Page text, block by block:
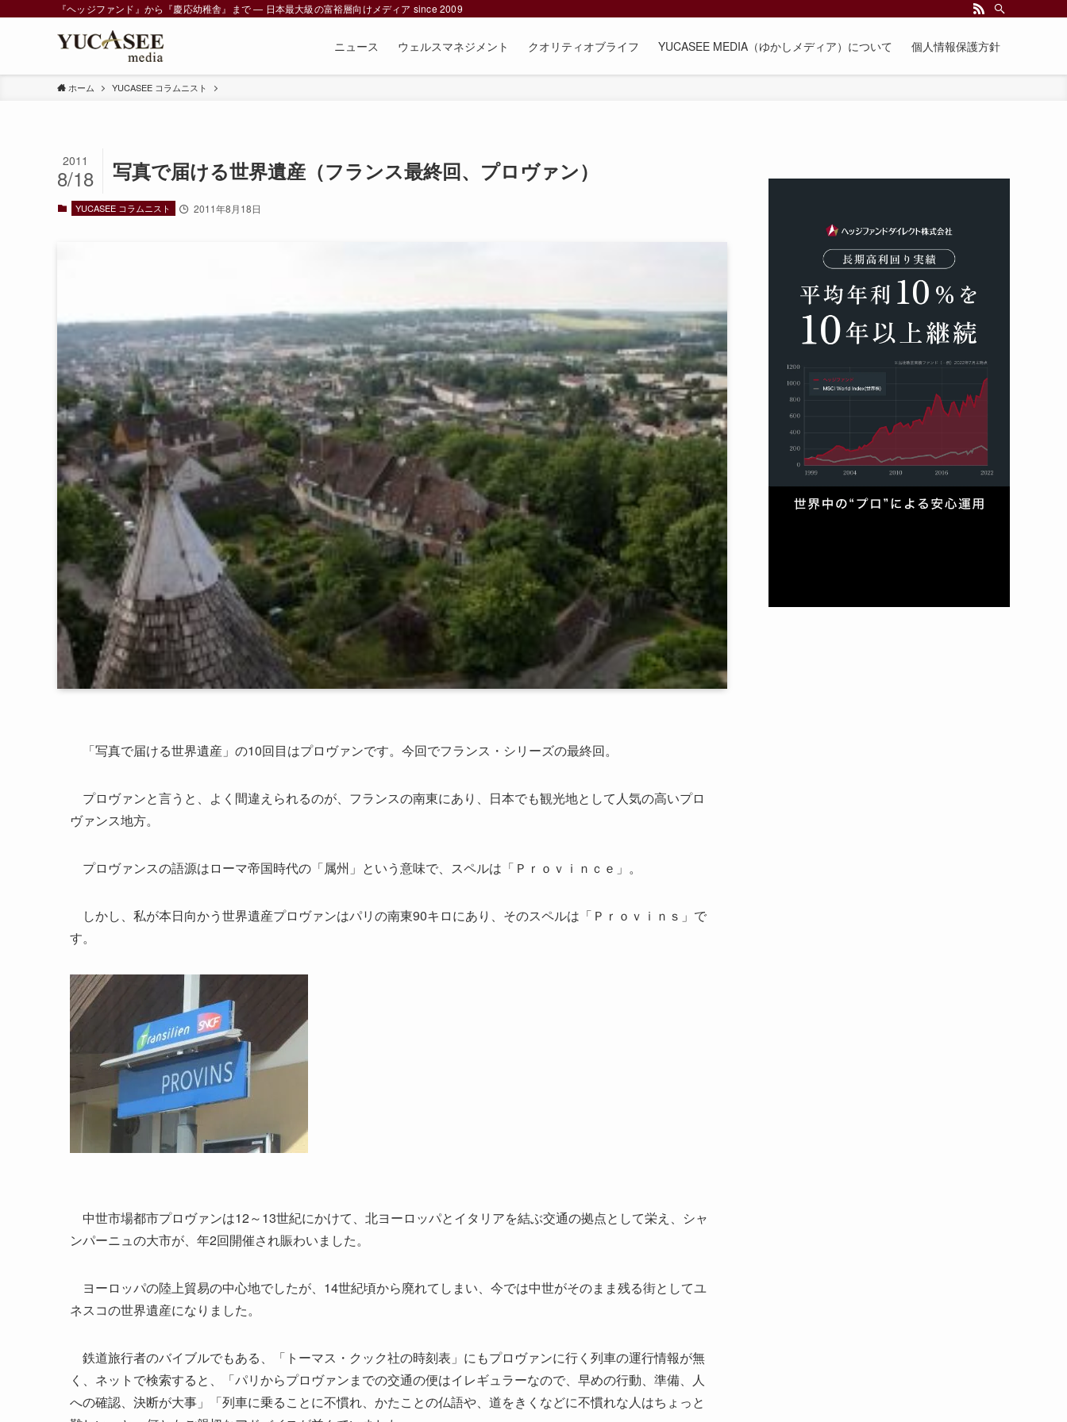
『ヘッジファンド』から『慶応幼稚舎』まで ― 日本最大級の富裕層向けメディア since 2009
ニュース ウェルスマネジメント クオリティオブライフ YUCASEE MEDIA（ゆかしメディア）について 個人情報保護方針
ホーム YUCASEE コラムニスト
写真で届ける世界遺産（フランス最終回、プロヴァン）
2011
8/18
YUCASEE コラムニスト 2011年8月18日
「写真で届ける世界遺産」の10回目はプロヴァンです。今回でフランス・シリーズの最終回。
プロヴァンと言うと、よく間違えられるのが、フランスの南東にあり、日本でも観光地として人気の高いプロ
ヴァンス地方。
プロヴァンスの語源はローマ帝国時代の「属州」という意味で、スペルは「Ｐｒｏｖｉｎｃｅ」。
しかし、私が本日向かう世界遺産プロヴァンはパリの南東90キロにあり、そのスペルは「Ｐｒｏｖｉｎｓ」で
す。
中世市場都市プロヴァンは12～13世紀にかけて、北ヨーロッパとイタリアを結ぶ交通の拠点として栄え、シャ
ンパーニュの大市が、年2回開催され賑わいました。
ヨーロッパの陸上貿易の中心地でしたが、14世紀頃から廃れてしまい、今では中世がそのまま残る街としてユ
ネスコの世界遺産になりました。
鉄道旅行者のバイブルでもある、「トーマス・クック社の時刻表」にもプロヴァンに行く列車の運行情報が無
く、ネットで検索すると、「パリからプロヴァンまでの交通の便はイレギュラーなので、早めの行動、準備、人
への確認、決断が大事」「列車に乗ることに不慣れ、かたことの仏語や、道をきくなどに不慣れな人はちょっと